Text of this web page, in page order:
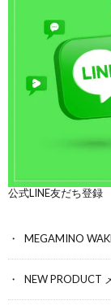
公式LINE友だち登録
MEGAMINO
NEW PRODUCT